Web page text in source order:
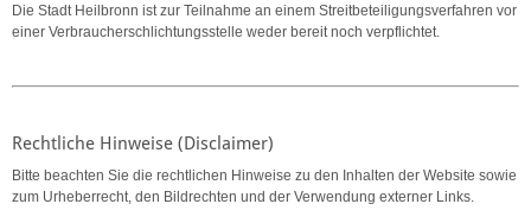
Die Stadt Heilbronn ist zur Teilnahme an einem Streitbeteiligungsverfahren vor
einer Verbraucherschlichtungsstelle weder bereit noch verpflichtet.
Rechtliche Hinweise (Disclaimer)
Bitte beachten Sie die rechtlichen Hinweise zu den Inhalten der Website sowie
zum Urheberrecht, den Bildrechten und der Verwendung externer Links.